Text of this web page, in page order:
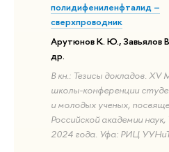
полидифениленфталид –
сверхпроводник
Арутюнов К. Ю., Завьялов
др.
В кн.: Тезисы докладов.
школы-конференции
и молодых ученых,
Российской академии
2024 года. Уфа: РИЦ